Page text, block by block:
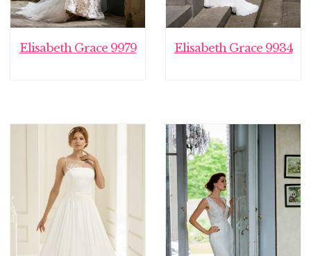
Elisabeth Grace 9979 Elisabeth Grace 9934